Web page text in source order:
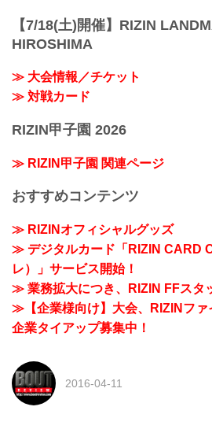
【7/18(土)開催】RIZIN
HIROSHIMA
≫ 大会情報／チケット
≫ 対戦カード
RIZIN甲子園 2026
≫ RIZIN甲子園 関連ページ
おすすめコンテンツ
≫ RIZINオフィシャルグッズ
≫ デジタルカード「RIZIN CARD
レ）」サービス開始！
≫ 業務拡大につき、RIZIN FFスタ
≫【企業様向け】大会、RIZINファ
企業タイアップ募集中！
2016-04-11